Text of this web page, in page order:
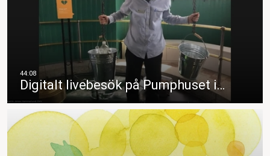
Digitalt livebesök på Pumphuset i…